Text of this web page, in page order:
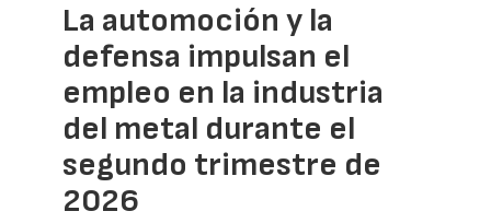
La automoción y la
defensa impulsan el
empleo en la industria
del metal durante el
segundo trimestre de
2026